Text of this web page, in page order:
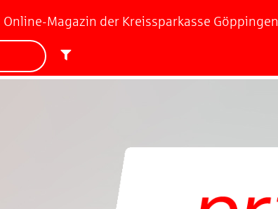
Online-Magazin der Kreissparkasse Göppingen